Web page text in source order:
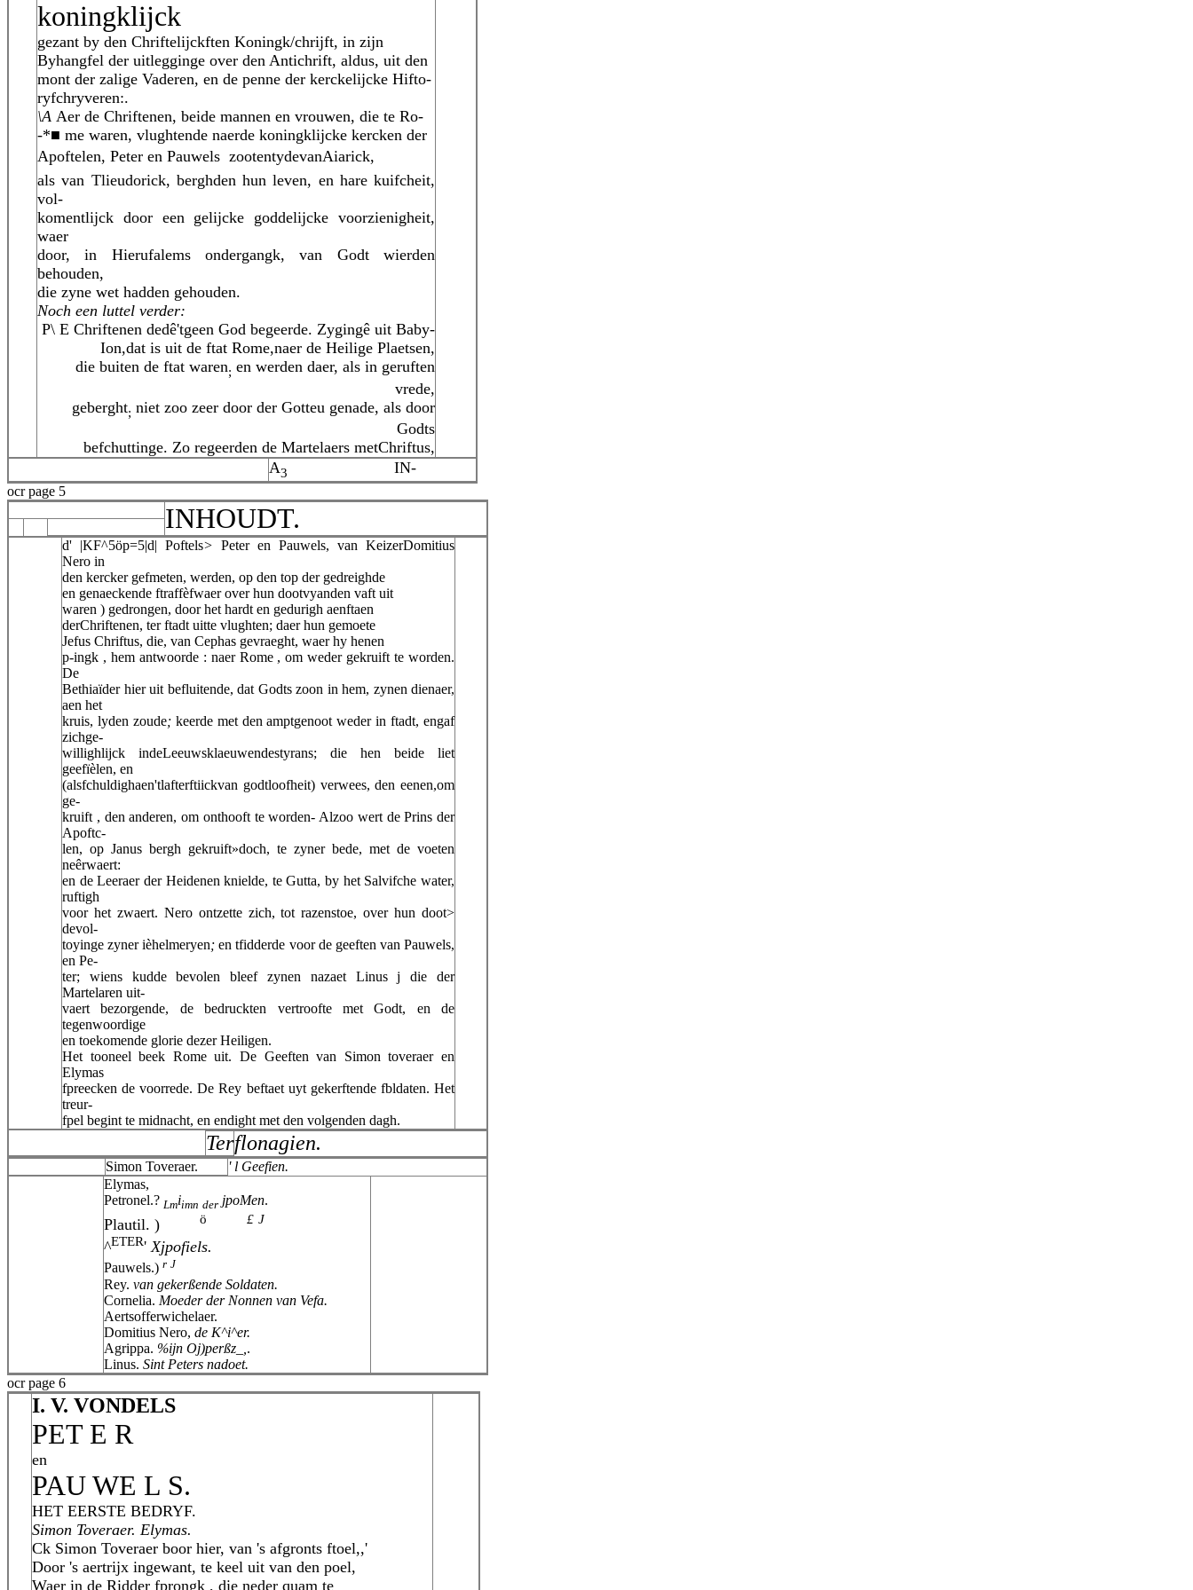
koningklijck
gezant by den Chriftelijckften Koningk/chrijft, in zijn
Byhangfel der uitlegginge over den Antichrift, aldus, uit den
mont der zalige Vaderen, en de penne der kerckelijcke Hifto-
ryfchryveren:.
\A Aer de Chriftenen, beide mannen en vrouwen, die te Ro-
-*■ me waren, vlughtende naerde koningklijcke kercken der
Apoftelen, Peter en Pauwels  zootentydevanAiarick,
als van Tlieudorick, berghden hun leven, en hare kuifcheit,
vol-
komentlijck door een gelijcke goddelijcke voorzienigheit,
waer
door, in Hierufalems ondergangk, van Godt wierden
behouden,
die zyne wet hadden gehouden.
Noch een luttel verder:
P\ E Chriftenen dedê'tgeen God begeerde. Zygingê uit Baby-
Ion,dat is uit de ftat Rome,naer de Heilige Plaetsen,
die buiten de ftat waren; en werden daer, als in geruften
vrede,
geberght; niet zoo zeer door der Gotteu genade, als door
Godts
befchuttinge. Zo regeerden de Martelaers metChriftus,
A3 IN-
ocr page 5
INHOUDT.
d' |KF^5öp=5|d| Poftels> Peter en Pauwels, van KeizerDomitius
Nero in
den kercker gefmeten, werden, op den top der gedreighde
en genaeckende ftraffèfwaer over hun dootvyanden vaft uit
waren ) gedrongen, door het hardt en gedurigh aenftaen
derChriftenen, ter ftadt uitte vlughten; daer hun gemoete
Jefus Chriftus, die, van Cephas gevraeght, waer hy henen
p-ingk , hem antwoorde : naer Rome , om weder gekruift te worden.
De
Bethiaïder hier uit befluitende, dat Godts zoon in hem, zynen dienaer,
aen het
kruis, lyden zoude; keerde met den amptgenoot weder in ftadt, engaf
zichge-
willighlijck indeLeeuwsklaeuwendestyrans; die hen beide liet
geefïèlen, en
(alsfchuldighaen'tlafterftiickvan godtloofheit) verwees, den eenen,om
ge-
kruift , den anderen, om onthooft te worden- Alzoo wert de Prins der
Apoftc-
len, op Janus bergh gekruift»doch, te zyner bede, met de voeten
neêrwaert:
en de Leeraer der Heidenen knielde, te Gutta, by het Salvifche water,
ruftigh
voor het zwaert. Nero ontzette zich, tot razenstoe, over hun doot>
devol-
toyinge zyner ièhelmeryen;en tfidderde voor de geeften van Pauwels,
en Pe-
ter; wiens kudde bevolen bleef zynen nazaet Linus j die der
Martelaren uit-
vaert bezorgende, de bedruckten vertroofte met Godt, en de
tegenwoordige
en toekomende glorie dezer Heiligen.
Het tooneel beek Rome uit. De Geeften van Simon toveraer en
Elymas
fpreecken de voorrede. De Rey beftaet uyt gekerftende fbldaten. Het
treur-
fpel begint te midnacht, en endight met den volgenden dagh.
Terflonagien.
Simon Toveraer.
' l Geefien.
Elymas,
Petronel.? Lmiimn der jpoMen.
Plautil. ) ö £ J
^ETER'Xjpofiels.
Pauwels.) r J
Rey. van gekerßende Soldaten.
Cornelia. Moeder der Nonnen van Vefa.
Aertsofferwichelaer.
Domitius Nero, de K^i^er.
Agrippa. %ijn Oj)perßz_, .
Linus. Sint Peters nadoet.
ocr page 6
I. V. VONDELS
PET E R
en
PAU WE L S.
HET EERSTE BEDRYF.
Simon Toveraer. Elymas.
Ck Simon Toveraer boor hier, van 's afgronts ftoel,,'
Door 's aertrijx ingewant, te keel uit van den poel,
Waer in de Ridder fprongk , die neder quam te